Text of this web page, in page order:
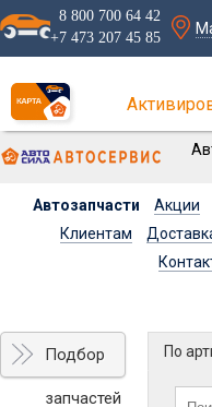
8 800 700 64 42
+7 473 207 45 85
Автозапчасти Акции
Клиентам
Подбор
запчастей
По